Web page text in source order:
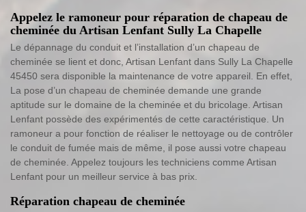
Appelez le ramoneur pour réparation de chapeau de
cheminée du Artisan Lenfant Sully La Chapelle
Le dépannage du conduit et l’installation d’un chapeau de
cheminée se lient et donc, Artisan Lenfant dans Sully La Chapelle
45450 sera disponible la maintenance de votre appareil. En effet,
La pose d’un chapeau de cheminée demande une grande
aptitude sur le domaine de la cheminée et du bricolage. Artisan
Lenfant possède des expérimentés de cette caractéristique. Un
ramoneur a pour fonction de réaliser le nettoyage ou de contrôler
le conduit de fumée mais de même, il pose aussi votre chapeau
de cheminée. Appelez toujours les techniciens comme Artisan
Lenfant pour un meilleur service à bas prix.
Réparation chapeau de cheminée